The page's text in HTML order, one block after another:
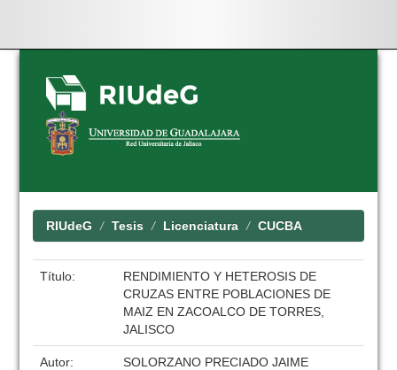
Skip
navigation
RIUdeG Tesis Licenciatura CUCBA
Título:
RENDIMIENTO Y HETEROSIS DE
CRUZAS ENTRE POBLACIONES DE
MAIZ EN ZACOALCO DE TORRES,
JALISCO
Autor: SOLORZANO PRECIADO JAIME